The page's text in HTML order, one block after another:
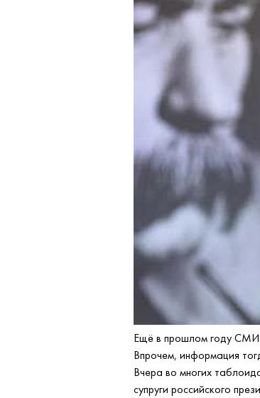
Ещё в прошлом году СМИ
Впрочем, информация
Вчера во многих
супруги российского